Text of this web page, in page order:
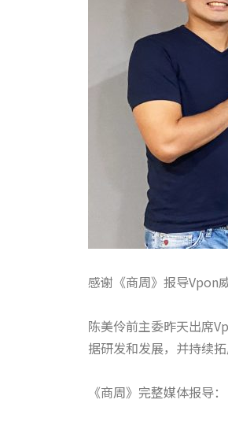
感谢《商周》报导Vpon
陈美伶前主委昨天出席
据研发和发展，并持续
《商周》完整媒体报导：